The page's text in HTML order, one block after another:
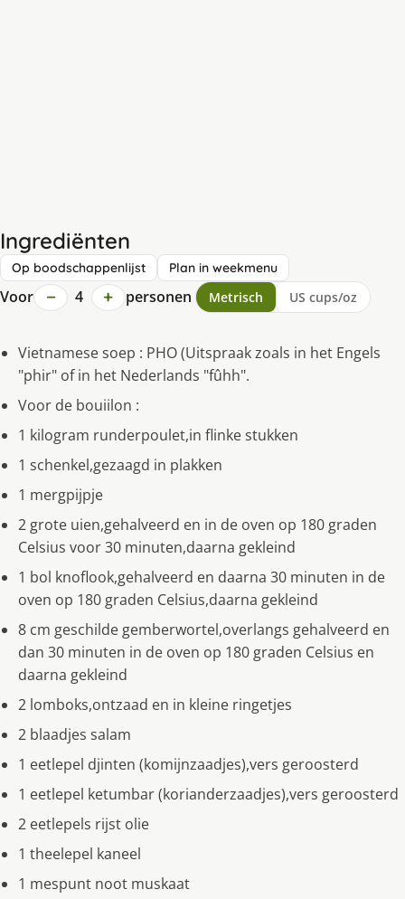
Ingrediënten
Op boodschappenlijst Plan in weekmenu
Voor − 4 + personen Metrisch US cups/oz
Vietnamese soep : PHO (Uitspraak zoals in het Engels
"phir" of in het Nederlands "fûhh".
Voor de bouiilon :
1 kilogram runderpoulet,in flinke stukken
1 schenkel,gezaagd in plakken
1 mergpijpje
2 grote uien,gehalveerd en in de oven op 180 graden
Celsius voor 30 minuten,daarna gekleind
1 bol knoflook,gehalveerd en daarna 30 minuten in de
oven op 180 graden Celsius,daarna gekleind
8 cm geschilde gemberwortel,overlangs gehalveerd en
dan 30 minuten in de oven op 180 graden Celsius en
daarna gekleind
2 lomboks,ontzaad en in kleine ringetjes
2 blaadjes salam
1 eetlepel djinten (komijnzaadjes),vers geroosterd
1 eetlepel ketumbar (korianderzaadjes),vers geroosterd
2 eetlepels rijst olie
1 theelepel kaneel
1 mespunt noot muskaat